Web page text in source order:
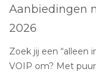
Aanbiedingen
2026
Zoek jij een “alleen
VOIP om? Met